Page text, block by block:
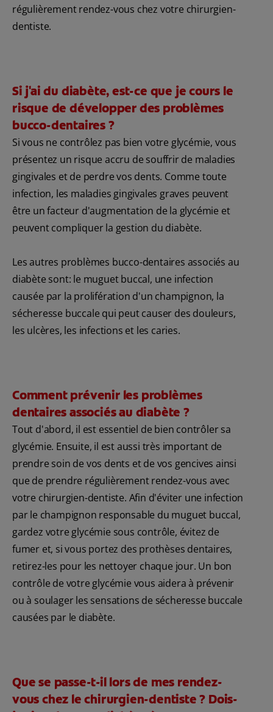
régulièrement rendez-vous chez votre chirurgien-
dentiste.
Si j'ai du diabète, est-ce que je cours le
risque de développer des problèmes
bucco-dentaires ?
Si vous ne contrôlez pas bien votre glycémie, vous
présentez un risque accru de souffrir de maladies
gingivales et de perdre vos dents. Comme toute
infection, les maladies gingivales graves peuvent
être un facteur d'augmentation de la glycémie et
peuvent compliquer la gestion du diabète.
Les autres problèmes bucco-dentaires associés au
diabète sont: le muguet buccal, une infection
causée par la prolifération d'un champignon, la
sécheresse buccale qui peut causer des douleurs,
les ulcères, les infections et les caries.
Comment prévenir les problèmes
dentaires associés au diabète ?
Tout d'abord, il est essentiel de bien contrôler sa
glycémie. Ensuite, il est aussi très important de
prendre soin de vos dents et de vos gencives ainsi
que de prendre régulièrement rendez-vous avec
votre chirurgien-dentiste. Afin d'éviter une infection
par le champignon responsable du muguet buccal,
gardez votre glycémie sous contrôle, évitez de
fumer et, si vous portez des prothèses dentaires,
retirez-les pour les nettoyer chaque jour. Un bon
contrôle de votre glycémie vous aidera à prévenir
ou à soulager les sensations de sécheresse buccale
causées par le diabète.
Que se passe-t-il lors de mes rendez-
vous chez le chirurgien-dentiste ? Dois-